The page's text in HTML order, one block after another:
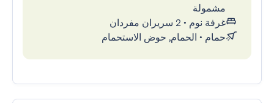
مشمولة
غرفة نوم • 2 سريران مفردان
حمام • الحمام, حوض الاستحمام